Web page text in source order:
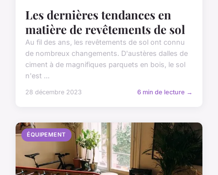
Les dernières tendances en
matière de revêtements de sol
Au fil des ans, les revêtements de sol ont connu
de nombreux changements. D'austères dalles de
ciment à de magnifiques parquets en bois, le sol
n'est ...
28 décembre 2023 6 min de lecture →
ÉQUIPEMENT